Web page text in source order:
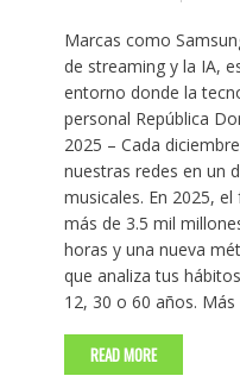
Marcas como
de streaming y la IA,
entorno donde la
personal República
2025 – Cada
nuestras redes en un
musicales. En 2025,
más de 3.5 mil
horas y una nueva
que analiza tus
12, 30 o 60 años.
READ MORE